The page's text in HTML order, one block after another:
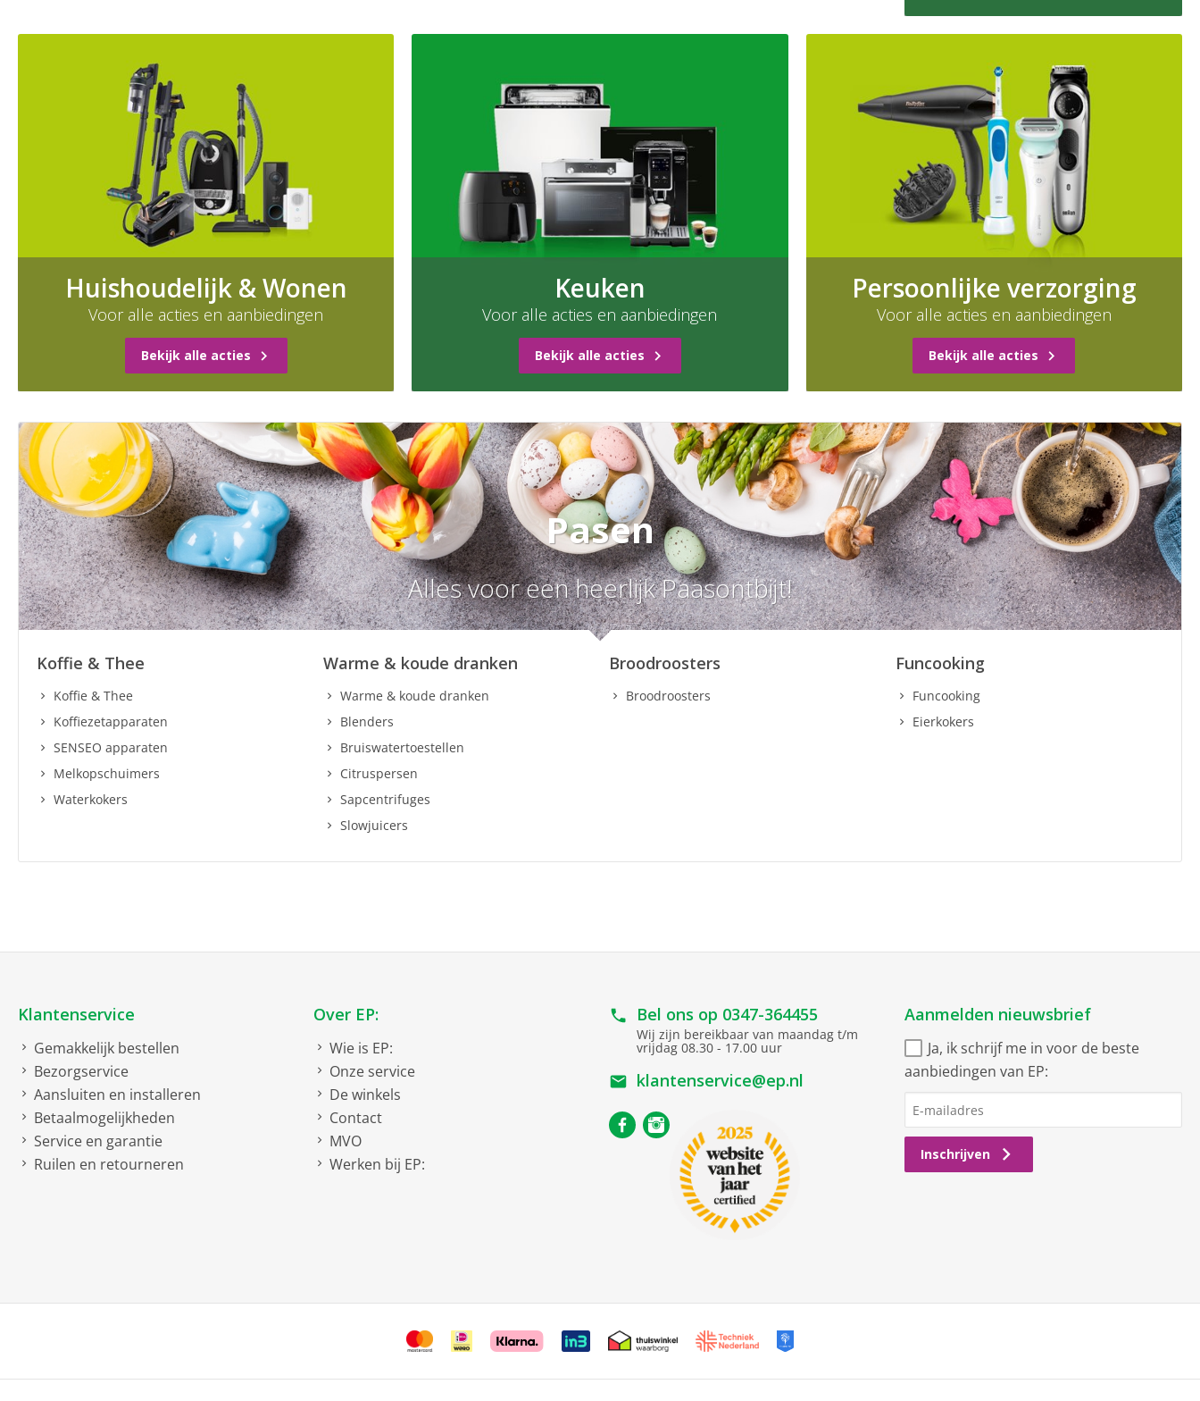
Huishoudelijk & Wonen
Voor alle acties en aanbiedingen
Bekijk alle acties
Keuken
Voor alle acties en aanbiedingen
Bekijk alle acties
Persoonlijke verzorging
Voor alle acties en aanbiedingen
Bekijk alle acties
Pasen
Alles voor een heerlijk Paasontbijt!
Koffie & Thee
Koffie & Thee
Koffiezetapparaten
SENSEO apparaten
Melkopschuimers
Waterkokers
Warme & koude dranken
Warme & koude dranken
Blenders
Bruiswatertoestellen
Citruspersen
Sapcentrifuges
Slowjuicers
Broodroosters
Broodroosters
Funcooking
Funcooking
Eierkokers
Klantenservice
Gemakkelijk bestellen
Bezorgservice
Aansluiten en installeren
Betaalmogelijkheden
Service en garantie
Ruilen en retourneren
Over EP:
Wie is EP:
Onze service
De winkels
Contact
MVO
Werken bij EP:
Bel ons op 0347-364455
Wij zijn bereikbaar van maandag t/m
vrijdag 08.30 - 17.00 uur
klantenservice@ep.nl
Aanmelden nieuwsbrief
Ja, ik schrijf me in voor de beste
aanbiedingen van EP:
Inschrijven